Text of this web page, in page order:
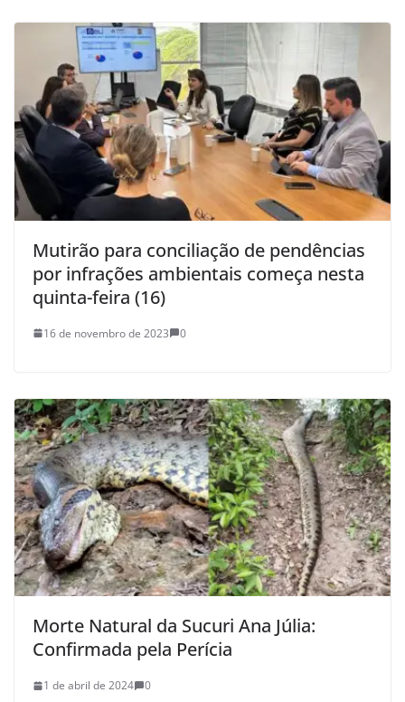
Mutirão para conciliação de pendências
por infrações ambientais começa nesta
quinta-feira (16)
16 de novembro de 2023 0
Morte Natural da Sucuri Ana Júlia:
Confirmada pela Perícia
1 de abril de 2024 0